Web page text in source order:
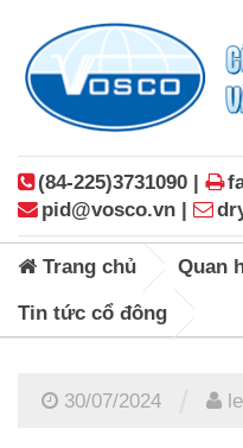
(84-225)3731090 |
pid@vosco.vn |
Trang chủ Quan
Tin tức cổ đông
30/07/2024